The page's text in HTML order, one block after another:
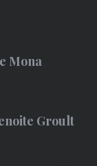
Mona
Groult